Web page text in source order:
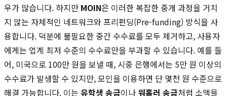
우가 많습니다. 하지만 MOIN은 이러한 복잡한 중개 과정을 거치
지 않는 자체적인 네트워크와 프리펀딩(Pre-funding) 방식을 사
용합니다. 덕분에 불필요한 중간 수수료를 모두 제거하고, 사용자
에게는 업계 최저 수준의 수수료만을 부과할 수 있습니다. 예를 들
어, 미국으로 100만 원을 보낼 때, 시중 은행에서는 5만 원 이상의
수수료가 발생할 수 있지만, 모인을 이용하면 단 몇천 원 수준으로
해결 가능합니다. 이는 유학생 송금이나 워홀러 송금처럼 소액을